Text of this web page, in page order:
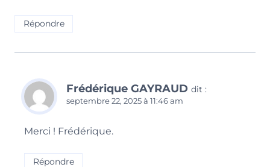
Répondre
Frédérique GAYRAUD dit :
septembre 22, 2025 à 11:46 am
Merci ! Frédérique.
Répondre